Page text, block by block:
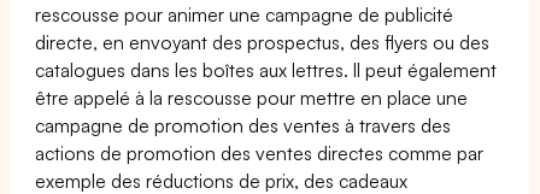
rescousse pour animer une campagne de publicité
directe, en envoyant des prospectus, des flyers ou des
catalogues dans les boîtes aux lettres. Il peut également
être appelé à la rescousse pour mettre en place une
campagne de promotion des ventes à travers des
actions de promotion des ventes directes comme par
exemple des réductions de prix, des cadeaux